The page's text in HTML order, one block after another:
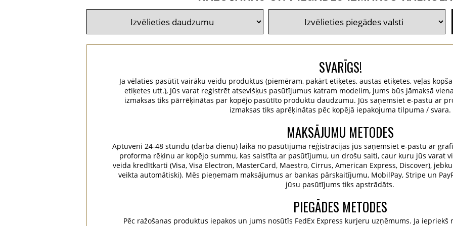
SVARĪGS!
Ja vēlaties pasūtīt vairāku veidu produktus (piemēram, pakārt etiķetes, austas etiķetes, veļas
etiķetes utt.), Jūs varat reģistrēt atsevišķus pasūtījumus katram modelim, jums būs jāmaksā
izmaksas tiks pārrēķinātas par kopējo pasūtīto produktu daudzumu. Jūs saņemsiet e-pastu ar
izmaksas tiks aprēķinātas pēc kopējā iepakojuma tilpuma / svara.
MAKSĀJUMU METODES
Aptuveni 24-48 stundu (darba dienu) laikā no pasūtījuma reģistrācijas jūs saņemsiet e-pastu ar
proforma rēķinu ar kopējo summu, kas saistīta ar pasūtījumu, un drošu saiti, caur kuru jūs varat
veida kredītkarti (Visa, Visa Electron, MasterCard, Maestro, Cirrus, American Express, Discover),
veikta automātiski). Mēs pieņemam maksājumus ar bankas pārskaitījumu, MobilPay, Stripe un
jūsu pasūtījums tiks apstrādāts.
PIEGĀDES METODES
Pēc ražošanas produktus iepakos un jums nosūtīs FedEx Express kurjeru uzņēmums. Ja